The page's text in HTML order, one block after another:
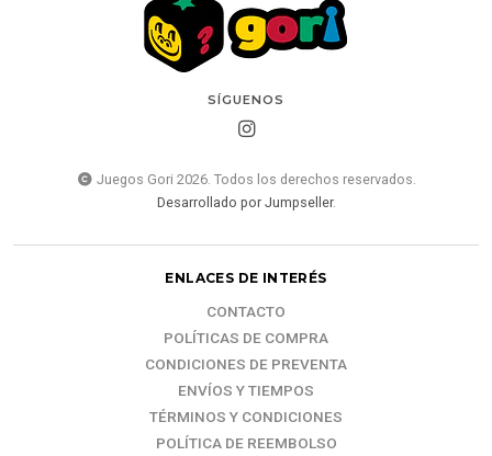
SÍGUENOS
Juegos Gori 2026. Todos los derechos reservados.
Desarrollado por Jumpseller.
ENLACES DE INTERÉS
CONTACTO
POLÍTICAS DE COMPRA
CONDICIONES DE PREVENTA
ENVÍOS Y TIEMPOS
TÉRMINOS Y CONDICIONES
POLÍTICA DE REEMBOLSO